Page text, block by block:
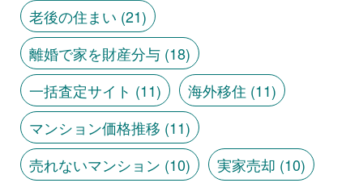
老後の住まい (21)
離婚で家を財産分与(18)
一括査定サイト (11) 海外移住 (11)
マンション価格推移 (11)
売れないマンション (10) 実家売却 (10)